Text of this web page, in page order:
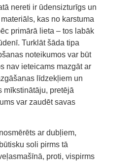
nereti ir ūdensizturīgs un
kas no karstuma
primārā lieta – tos labāk
Turklāt šāda tipa
noteikumos var būt
nav ieteicams mazgāt ar
līdzekļiem un
mīkstinātāju, pretējā
var zaudēt savas
ar dubļiem,
soli pirms tā
proti, vispirms